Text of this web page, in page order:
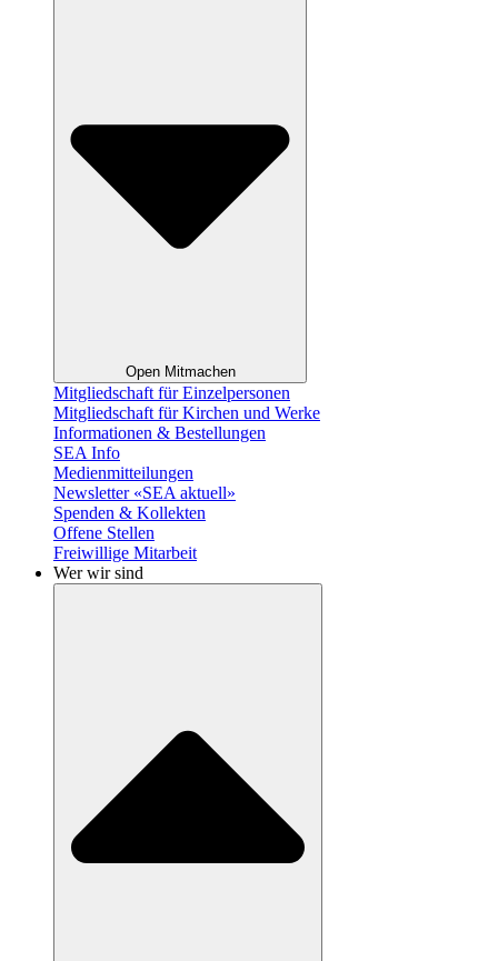
Open Mitmachen
Mitgliedschaft für Einzelpersonen
Mitgliedschaft für Kirchen und Werke
Informationen & Bestellungen
SEA Info
Medienmitteilungen
Newsletter «SEA aktuell»
Spenden & Kollekten
Offene Stellen
Freiwillige Mitarbeit
Wer wir sind